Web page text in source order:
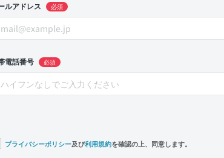
ルアドレス 必須
電話番号 必須
プライバシーポリシー及び利用規約を確認の上、同意します。